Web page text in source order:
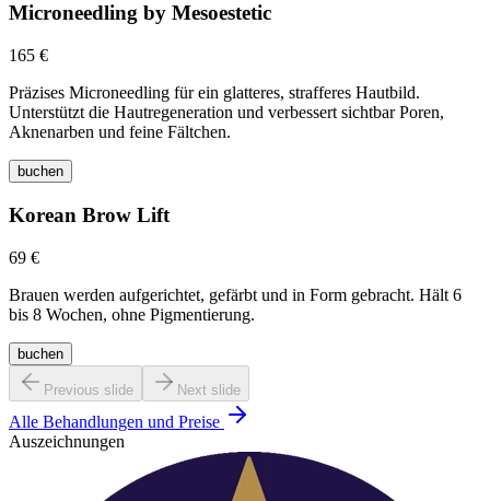
Microneedling by Mesoestetic
165 €
Präzises Microneedling für ein glatteres, strafferes Hautbild.
Unterstützt die Hautregeneration und verbessert sichtbar Poren,
Aknenarben und feine Fältchen.
buchen
Korean Brow Lift
69 €
Brauen werden aufgerichtet, gefärbt und in Form gebracht. Hält 6
bis 8 Wochen, ohne Pigmentierung.
buchen
Previous slide Next slide
Alle Behandlungen und Preise
Auszeichnungen